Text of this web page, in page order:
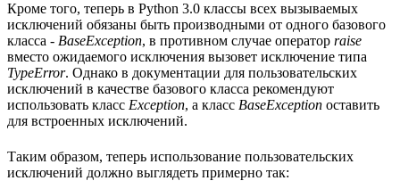
Кроме того, теперь в Python 3.0 классы всех вызываемых
исключений обязаны быть производными от одного базового
класса - BaseException, в противном случае оператор raise
вместо ожидаемого исключения вызовет исключение типа
TypeError. Однако в документации для пользовательских
исключений в качестве базового класса рекомендуют
использовать класс Exception, а класс BaseException оставить
для встроенных исключений.
Таким образом, теперь использование пользовательских
исключений должно выглядеть примерно так: